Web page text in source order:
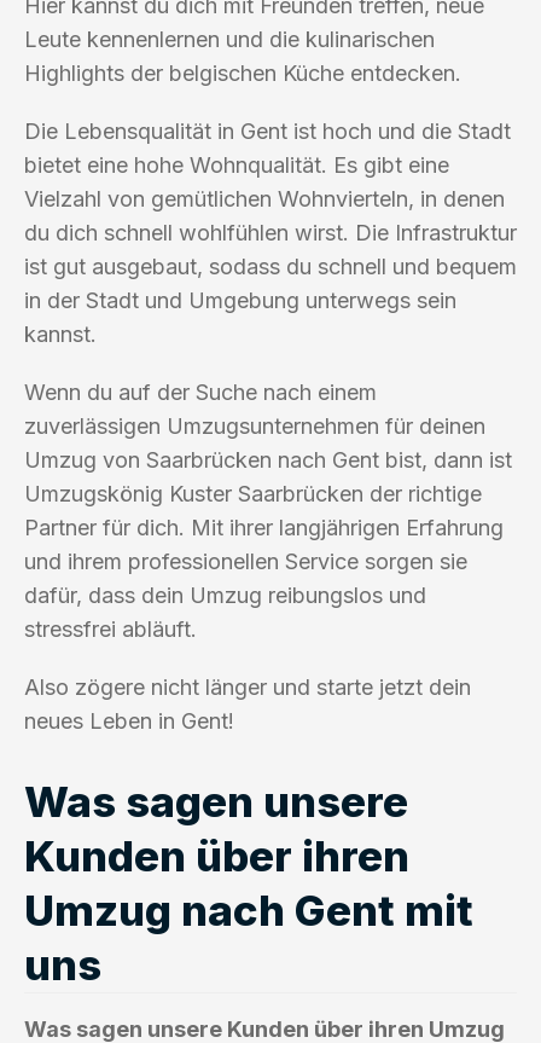
Hier kannst du dich mit Freunden treffen, neue
Leute kennenlernen und die kulinarischen
Highlights der belgischen Küche entdecken.
Die Lebensqualität in Gent ist hoch und die Stadt
bietet eine hohe Wohnqualität. Es gibt eine
Vielzahl von gemütlichen Wohnvierteln, in denen
du dich schnell wohlfühlen wirst. Die Infrastruktur
ist gut ausgebaut, sodass du schnell und bequem
in der Stadt und Umgebung unterwegs sein
kannst.
Wenn du auf der Suche nach einem
zuverlässigen Umzugsunternehmen für deinen
Umzug von Saarbrücken nach Gent bist, dann ist
Umzugskönig Kuster Saarbrücken der richtige
Partner für dich. Mit ihrer langjährigen Erfahrung
und ihrem professionellen Service sorgen sie
dafür, dass dein Umzug reibungslos und
stressfrei abläuft.
Also zögere nicht länger und starte jetzt dein
neues Leben in Gent!
Was sagen unsere
Kunden über ihren
Umzug nach Gent mit
uns
Was sagen unsere Kunden über ihren Umzug